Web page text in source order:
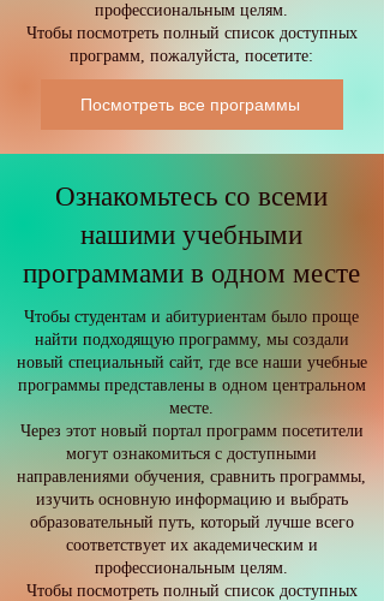
профессиональным целям.
Чтобы посмотреть полный список доступных
программ, пожалуйста, посетите:
Посмотреть все программы
Ознакомьтесь со всеми
нашими учебными
программами в одном месте
Чтобы студентам и абитуриентам было проще
найти подходящую программу, мы создали
новый специальный сайт, где все наши учебные
программы представлены в одном центральном
месте.
Через этот новый портал программ посетители
могут ознакомиться с доступными
направлениями обучения, сравнить программы,
изучить основную информацию и выбрать
образовательный путь, который лучше всего
соответствует их академическим и
профессиональным целям.
Чтобы посмотреть полный список доступных